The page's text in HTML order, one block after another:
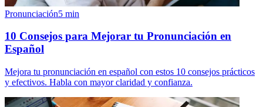
Pronunciación5 min
10 Consejos para Mejorar tu Pronunciación en
Español
Mejora tu pronunciación en español con estos 10 consejos prácticos
y efectivos. Habla con mayor claridad y confianza.